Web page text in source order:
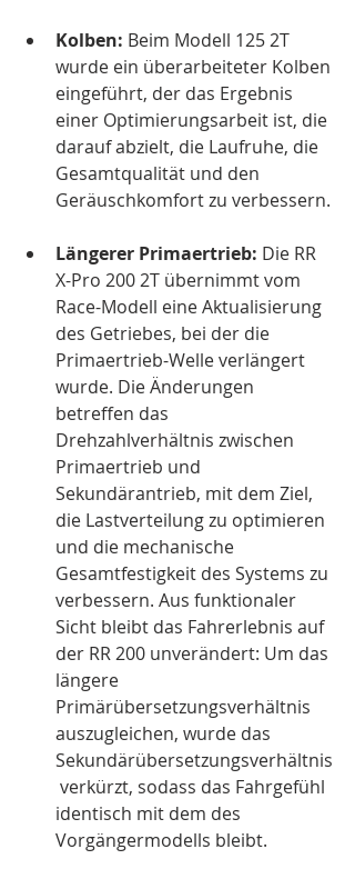
Kolben: Beim Modell 125 2T
wurde ein überarbeiteter Kolben
eingeführt, der das Ergebnis
einer Optimierungsarbeit ist, die
darauf abzielt, die Laufruhe, die
Gesamtqualität und den
Geräuschkomfort zu verbessern.
Längerer Primaertrieb: Die RR
X-Pro 200 2T übernimmt vom
Race-Modell eine Aktualisierung
des Getriebes, bei der die
Primaertrieb-Welle verlängert
wurde. Die Änderungen
betreffen das
Drehzahlverhältnis zwischen
Primaertrieb und
Sekundärantrieb, mit dem Ziel,
die Lastverteilung zu optimieren
und die mechanische
Gesamtfestigkeit des Systems zu
verbessern. Aus funktionaler
Sicht bleibt das Fahrerlebnis auf
der RR 200 unverändert: Um das
längere
Primärübersetzungsverhältnis
auszugleichen, wurde das
Sekundärübersetzungsverhältnis
verkürzt, sodass das Fahrgefühl
identisch mit dem des
Vorgängermodells bleibt.